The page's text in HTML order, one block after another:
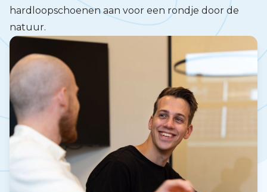
hardloopschoenen aan voor een rondje door de
natuur.